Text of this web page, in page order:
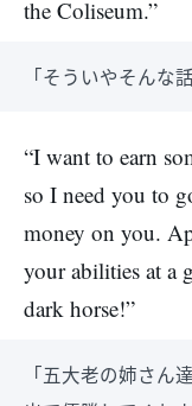
the Coliseum.”
「そういやそんな
“I want to earn
so I need you to
money on you.
your abilities at a
dark horse!”
「五大老の姉さん